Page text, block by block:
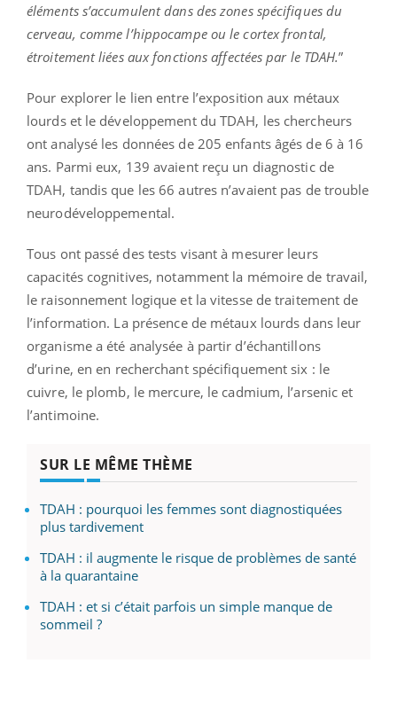
éléments s’accumulent dans des zones spécifiques du
cerveau, comme l’hippocampe ou le cortex frontal,
étroitement liées aux fonctions affectées par le TDAH.”
Pour explorer le lien entre l’exposition aux métaux
lourds et le développement du TDAH, les chercheurs
ont analysé les données de 205 enfants âgés de 6 à 16
ans. Parmi eux, 139 avaient reçu un diagnostic de
TDAH, tandis que les 66 autres n’avaient pas de trouble
neurodéveloppemental.
Tous ont passé des tests visant à mesurer leurs
capacités cognitives, notamment la mémoire de travail,
le raisonnement logique et la vitesse de traitement de
l’information. La présence de métaux lourds dans leur
organisme a été analysée à partir d’échantillons
d’urine, en en recherchant spécifiquement six : le
cuivre, le plomb, le mercure, le cadmium, l’arsenic et
l’antimoine.
SUR LE MÊME THÈME
TDAH : pourquoi les femmes sont diagnostiquées
plus tardivement
TDAH : il augmente le risque de problèmes de santé
à la quarantaine
TDAH : et si c’était parfois un simple manque de
sommeil ?